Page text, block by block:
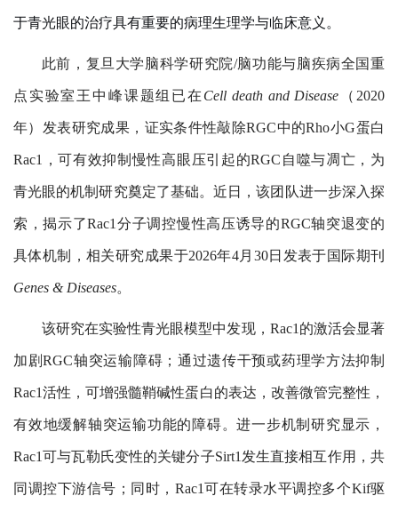
于青光眼的治疗具有重要的病理生理学与临床意义。
此前，复旦大学脑科学研究院/脑功能与脑疾病全国重
点实验室王中峰课题组已在 Cell death and Disease （ 2020
年）发表研究成果，证实条件性敲除RGC中的Rho小G蛋白
Rac1 ，可有效抑制慢性高眼压引起的RGC 自噬与凋亡，为
青光眼的机制研究奠定了基础。近日，该团队进一步深入探
索，揭示了Rac1 分子调控慢性高压诱导的RGC轴突退变的
具体机制，相关研究成果于2026年4月 30日发表于国际期刊
Genes & Diseases。
该研究在实验性青光眼模型中发现， Rac1 的激活会显著
加剧RGC轴突运输障碍；通过遗传干预或药理学方法抑制
Rac1活性，可增强髓鞘碱性蛋白的表达，改善微管完整性，
有效地缓解轴突运输功能的障碍。进一步机制研究显示，
Rac1可与瓦勒氏变性的关键分子Sirt1 发生直接相互作用，共
同调控下游信号；同时， Rac1可在转录水平调控多个Kif驱